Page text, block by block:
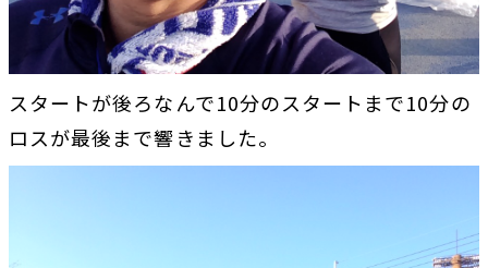
スタートが後ろなんで10分のスタートまで10分の
ロスが最後まで響きました。